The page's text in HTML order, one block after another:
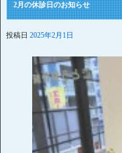
2月の休診日のお知らせ
投稿日 2025年2月1日